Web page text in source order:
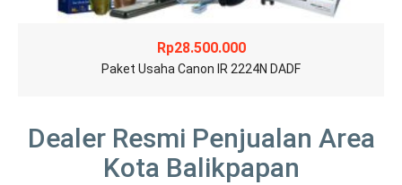
Rp28.500.000
Paket Usaha Canon IR 2224N DADF
Dealer Resmi Penjualan Area
Kota Balikpapan